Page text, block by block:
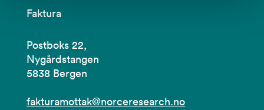
Faktura
Postboks 22,
Nygårdstangen
5838 Bergen
fakturamottak@norceresearch.no